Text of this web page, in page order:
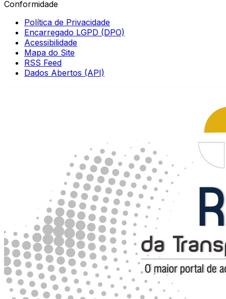
Conformidade
Política de Privacidade
Encarregado LGPD (DPO)
Acessibilidade
Mapa do Site
RSS Feed
Dados Abertos (API)